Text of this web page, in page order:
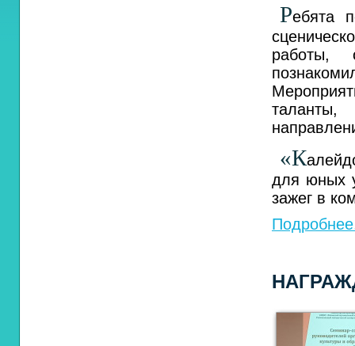
Ребята
работы,
таланты,
«К
для юных
зажег в